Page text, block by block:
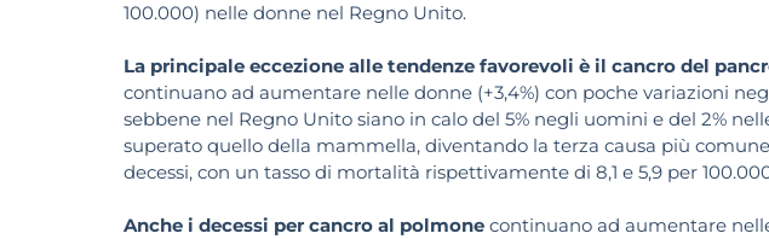
100.000) nelle donne nel Regno Unito.
La principale eccezione alle tendenze favorevoli è il cancro del
continuano ad aumentare nelle donne (+3,4%) con poche variazioni
sebbene nel Regno Unito siano in calo del 5% negli uomini e del 2%
superato quello della mammella, diventando la terza causa più
decessi, con un tasso di mortalità rispettivamente di 8,1 e 5,9 per
Anche i decessi per cancro al polmone continuano ad aumentare